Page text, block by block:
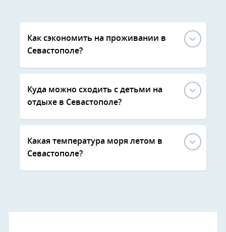
Как сэкономить на проживании в
Севастополе?
Куда можно сходить с детьми на
отдыхе в Севастополе?
Какая температура моря летом в
Севастополе?